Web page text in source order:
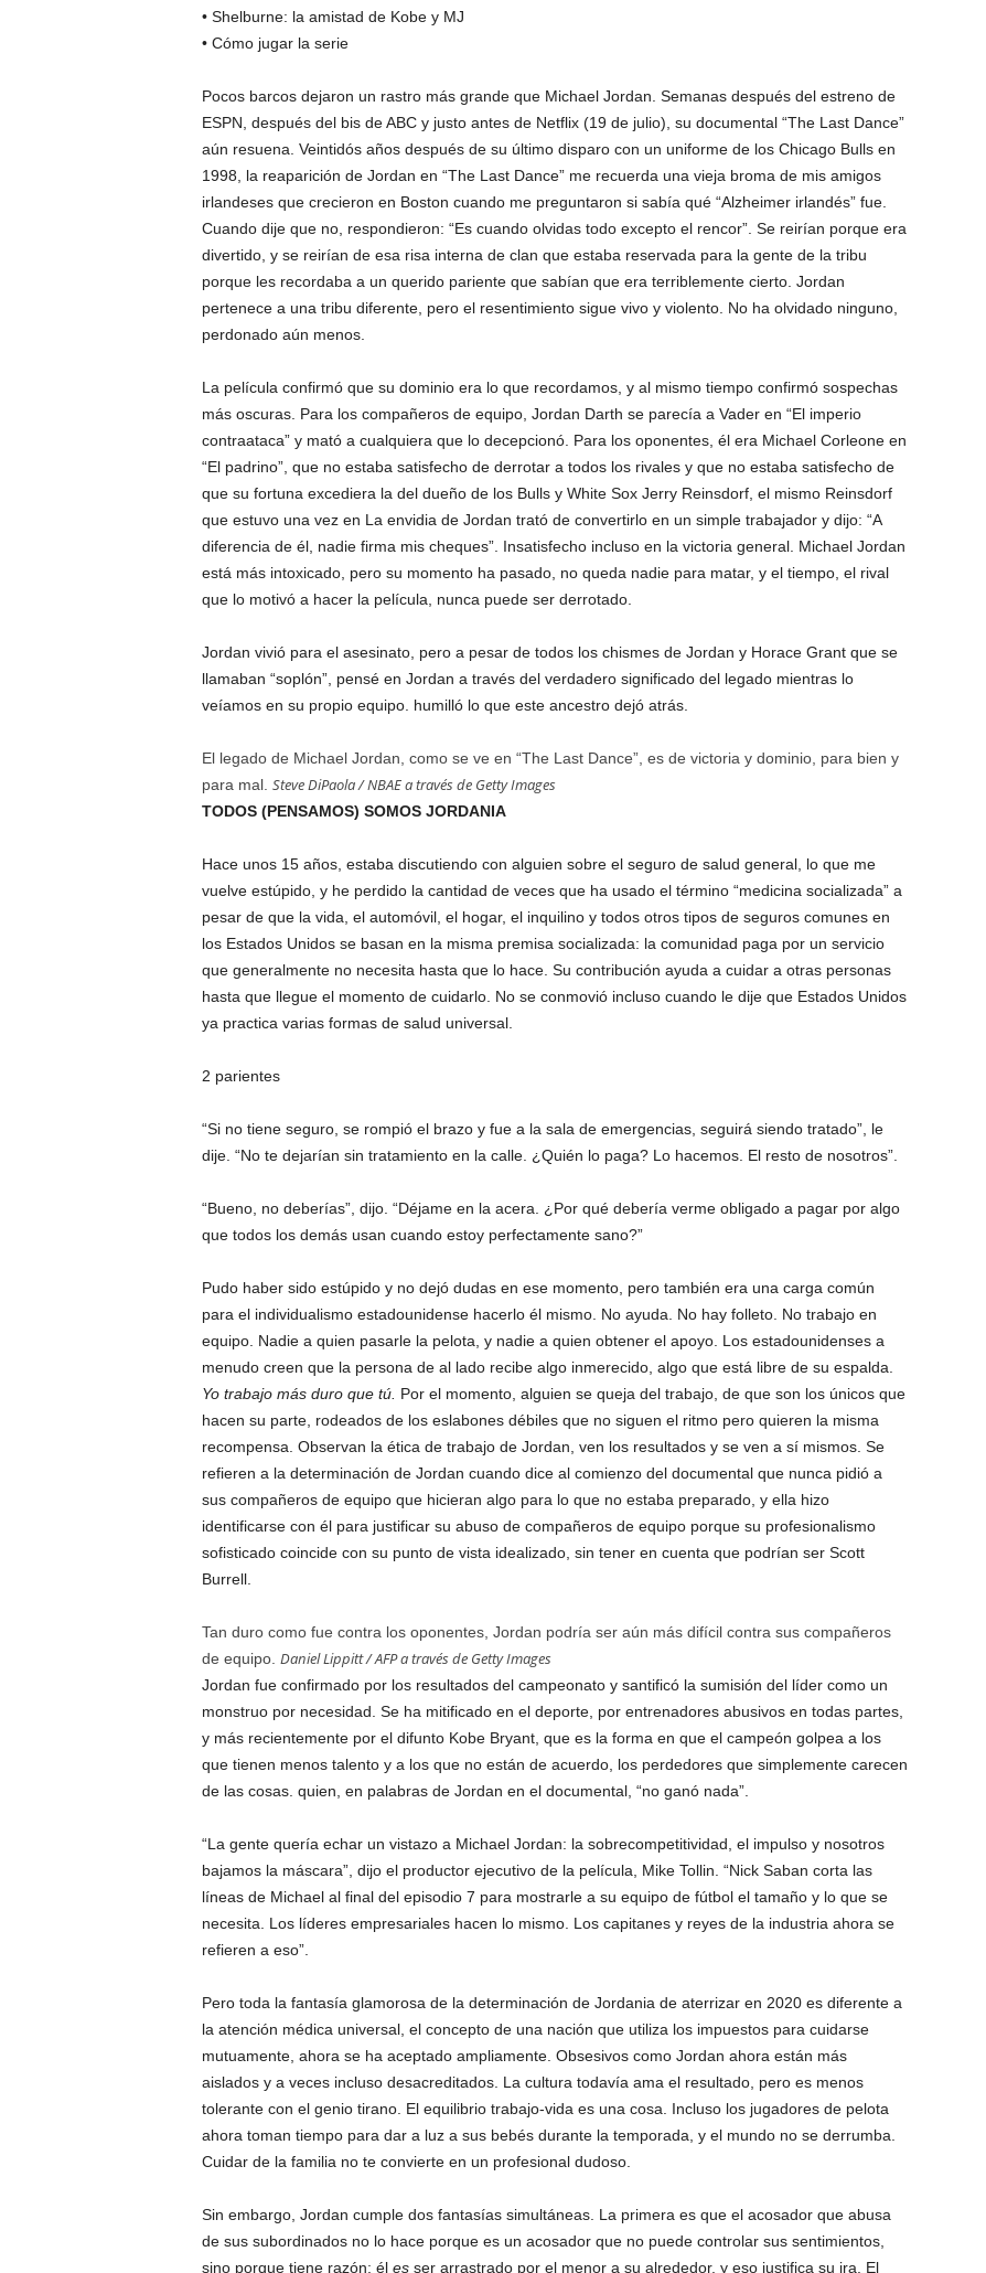
• Shelburne: la amistad de Kobe y MJ
• Cómo jugar la serie
Pocos barcos dejaron un rastro más grande que Michael Jordan. Semanas después del estreno de
ESPN, después del bis de ABC y justo antes de Netflix (19 de julio), su documental “The Last Dance”
aún resuena. Veintidós años después de su último disparo con un uniforme de los Chicago Bulls en
1998, la reaparición de Jordan en “The Last Dance” me recuerda una vieja broma de mis amigos
irlandeses que crecieron en Boston cuando me preguntaron si sabía qué “Alzheimer irlandés” fue.
Cuando dije que no, respondieron: “Es cuando olvidas todo excepto el rencor”. Se reirían porque era
divertido, y se reirían de esa risa interna de clan que estaba reservada para la gente de la tribu
porque les recordaba a un querido pariente que sabían que era terriblemente cierto. Jordan
pertenece a una tribu diferente, pero el resentimiento sigue vivo y violento. No ha olvidado ninguno,
perdonado aún menos.
La película confirmó que su dominio era lo que recordamos, y al mismo tiempo confirmó sospechas
más oscuras. Para los compañeros de equipo, Jordan Darth se parecía a Vader en “El imperio
contraataca” y mató a cualquiera que lo decepcionó. Para los oponentes, él era Michael Corleone en
“El padrino”, que no estaba satisfecho de derrotar a todos los rivales y que no estaba satisfecho de
que su fortuna excediera la del dueño de los Bulls y White Sox Jerry Reinsdorf, el mismo Reinsdorf
que estuvo una vez en La envidia de Jordan trató de convertirlo en un simple trabajador y dijo: “A
diferencia de él, nadie firma mis cheques”. Insatisfecho incluso en la victoria general. Michael Jordan
está más intoxicado, pero su momento ha pasado, no queda nadie para matar, y el tiempo, el rival
que lo motivó a hacer la película, nunca puede ser derrotado.
Jordan vivió para el asesinato, pero a pesar de todos los chismes de Jordan y Horace Grant que se
llamaban “soplón”, pensé en Jordan a través del verdadero significado del legado mientras lo
veíamos en su propio equipo. humilló lo que este ancestro dejó atrás.
El legado de Michael Jordan, como se ve en “The Last Dance”, es de victoria y dominio, para bien y
para mal. Steve DiPaola / NBAE a través de Getty Images
TODOS (PENSAMOS) SOMOS JORDANIA
Hace unos 15 años, estaba discutiendo con alguien sobre el seguro de salud general, lo que me
vuelve estúpido, y he perdido la cantidad de veces que ha usado el término “medicina socializada” a
pesar de que la vida, el automóvil, el hogar, el inquilino y todos otros tipos de seguros comunes en
los Estados Unidos se basan en la misma premisa socializada: la comunidad paga por un servicio
que generalmente no necesita hasta que lo hace. Su contribución ayuda a cuidar a otras personas
hasta que llegue el momento de cuidarlo. No se conmovió incluso cuando le dije que Estados Unidos
ya practica varias formas de salud universal.
2 parientes
“Si no tiene seguro, se rompió el brazo y fue a la sala de emergencias, seguirá siendo tratado”, le
dije. “No te dejarían sin tratamiento en la calle. ¿Quién lo paga? Lo hacemos. El resto de nosotros”.
“Bueno, no deberías”, dijo. “Déjame en la acera. ¿Por qué debería verme obligado a pagar por algo
que todos los demás usan cuando estoy perfectamente sano?”
Pudo haber sido estúpido y no dejó dudas en ese momento, pero también era una carga común
para el individualismo estadounidense hacerlo él mismo. No ayuda. No hay folleto. No trabajo en
equipo. Nadie a quien pasarle la pelota, y nadie a quien obtener el apoyo. Los estadounidenses a
menudo creen que la persona de al lado recibe algo inmerecido, algo que está libre de su espalda.
Yo trabajo más duro que tú. Por el momento, alguien se queja del trabajo, de que son los únicos que
hacen su parte, rodeados de los eslabones débiles que no siguen el ritmo pero quieren la misma
recompensa. Observan la ética de trabajo de Jordan, ven los resultados y se ven a sí mismos. Se
refieren a la determinación de Jordan cuando dice al comienzo del documental que nunca pidió a
sus compañeros de equipo que hicieran algo para lo que no estaba preparado, y ella hizo
identificarse con él para justificar su abuso de compañeros de equipo porque su profesionalismo
sofisticado coincide con su punto de vista idealizado, sin tener en cuenta que podrían ser Scott
Burrell.
Tan duro como fue contra los oponentes, Jordan podría ser aún más difícil contra sus compañeros
de equipo. Daniel Lippitt / AFP a través de Getty Images
Jordan fue confirmado por los resultados del campeonato y santificó la sumisión del líder como un
monstruo por necesidad. Se ha mitificado en el deporte, por entrenadores abusivos en todas partes,
y más recientemente por el difunto Kobe Bryant, que es la forma en que el campeón golpea a los
que tienen menos talento y a los que no están de acuerdo, los perdedores que simplemente carecen
de las cosas. quien, en palabras de Jordan en el documental, “no ganó nada”.
“La gente quería echar un vistazo a Michael Jordan: la sobrecompetitividad, el impulso y nosotros
bajamos la máscara”, dijo el productor ejecutivo de la película, Mike Tollin. “Nick Saban corta las
líneas de Michael al final del episodio 7 para mostrarle a su equipo de fútbol el tamaño y lo que se
necesita. Los líderes empresariales hacen lo mismo. Los capitanes y reyes de la industria ahora se
refieren a eso”.
Pero toda la fantasía glamorosa de la determinación de Jordania de aterrizar en 2020 es diferente a
la atención médica universal, el concepto de una nación que utiliza los impuestos para cuidarse
mutuamente, ahora se ha aceptado ampliamente. Obsesivos como Jordan ahora están más
aislados y a veces incluso desacreditados. La cultura todavía ama el resultado, pero es menos
tolerante con el genio tirano. El equilibrio trabajo-vida es una cosa. Incluso los jugadores de pelota
ahora toman tiempo para dar a luz a sus bebés durante la temporada, y el mundo no se derrumba.
Cuidar de la familia no te convierte en un profesional dudoso.
Sin embargo, Jordan cumple dos fantasías simultáneas. La primera es que el acosador que abusa
de sus subordinados no lo hace porque es un acosador que no puede controlar sus sentimientos,
sino porque tiene razón; él esser arrastrado por el menor a su alrededor, y eso justifica su ira. El